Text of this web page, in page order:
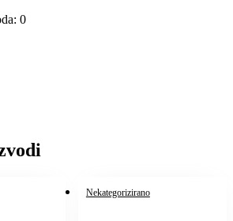
: 0
Nekategorizirano